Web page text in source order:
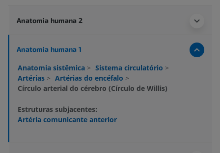
Anatomia humana 2
Anatomia humana 1
Anatomia sistêmica > Sistema circulatório >
Artérias > Artérias do encéfalo >
Círculo arterial do cérebro (Círculo de Willis)
Estruturas subjacentes:
Artéria comunicante anterior